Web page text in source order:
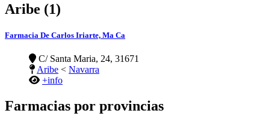
Aribe (1)
Farmacia De Carlos Iriarte, Ma Ca
C/ Santa Maria, 24, 31671
Aribe < Navarra
+info
Farmacias por provincias